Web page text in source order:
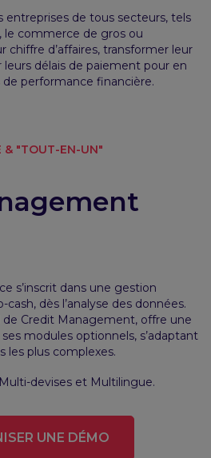
entreprises de tous secteurs, tels
le commerce de gros ou
chiffre d’affaires, transformer leur
délais de paiement pour en
performance financière.
& "TOUT-EN-UN"
s’inscrit dans une gestion
dès l’analyse des données.
de Credit Management, offre une
modules optionnels, s’adaptant
les plus complexes.
devises et Multilingue.
UNE DÉMO